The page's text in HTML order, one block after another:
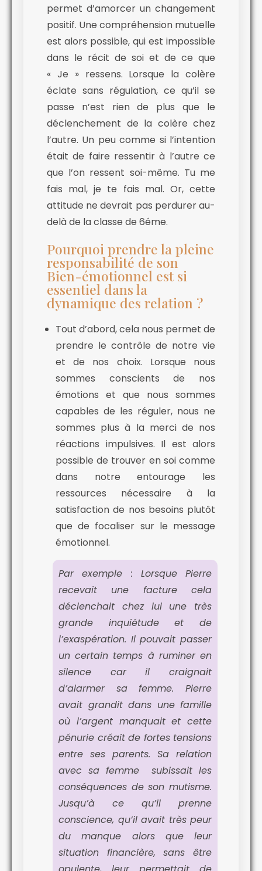
permet d’amorcer un changement
positif. Une compréhension mutuelle
est alors possible, qui est impossible
dans le récit de soi et de ce que
« Je » ressens. Lorsque la colère
éclate sans régulation, ce qu’il se
passe n’est rien de plus que le
déclenchement de la colère chez
l’autre. Un peu comme si l’intention
était de faire ressentir à l’autre ce
que l’on ressent soi-même. Tu me
fais mal, je te fais mal. Or, cette
attitude ne devrait pas perdurer au-
delà de la classe de 6éme.
Pourquoi prendre la pleine
responsabilité de son
Bien-émotionnel est si
essentiel dans la
dynamique des relation ?
Tout d’abord, cela nous permet de
prendre le contrôle de notre vie
et de nos choix. Lorsque nous
sommes conscients de nos
émotions et que nous sommes
capables de les réguler, nous ne
sommes plus à la merci de nos
réactions impulsives. Il est alors
possible de trouver en soi comme
dans notre entourage les
ressources nécessaire à la
satisfaction de nos besoins plutôt
que de focaliser sur le message
émotionnel.
Par exemple : Lorsque Pierre
recevait une facture cela
déclenchait chez lui une très
grande inquiétude et de
l’exaspération. Il pouvait passer
un certain temps à ruminer en
silence car il craignait
d’alarmer sa femme. Pierre
avait grandit dans une famille
où l’argent manquait et cette
pénurie créait de fortes tensions
entre ses parents. Sa relation
avec sa femme subissait les
conséquences de son mutisme.
Jusqu’à ce qu’il prenne
conscience, qu’il avait très peur
du manque alors que leur
situation financière, sans être